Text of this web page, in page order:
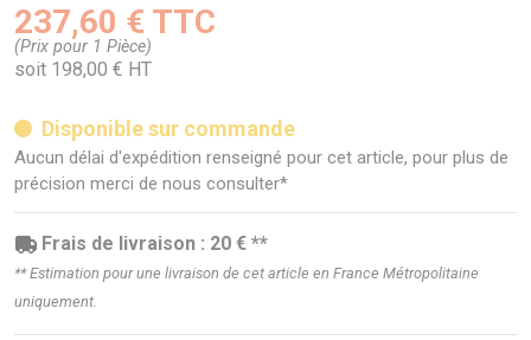
237,60 € TTC
(Prix pour 1 Pièce)
soit 198,00 € HT
Disponible sur commande
Aucun délai d'expédition renseigné pour cet article, pour plus de
précision merci de nous consulter*
Frais de livraison : 20 € **
** Estimation pour une livraison de cet article en France Métropolitaine
uniquement.